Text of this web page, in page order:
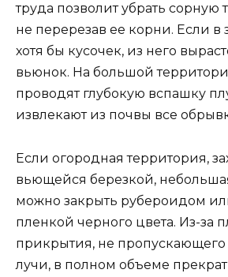
труда позволит убрать сорную
не перерезав ее корни. Если в
хотя бы кусочек, из него
вьюнок. На большой
проводят глубокую вспашку
извлекают из почвы все
Если огородная территория,
вьющейся березкой,
можно закрыть рубероидом
пленкой черного цвета. Из-за
прикрытия, не
лучи, в полном объеме